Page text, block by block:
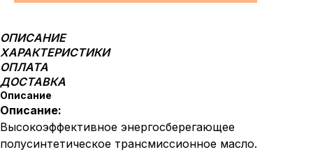
ОПИСАНИЕ
ХАРАКТЕРИСТИКИ
ОПЛАТА
ДОСТАВКА
Описание
Описание:
Высокоэффективное энергосберегающее
полусинтетическое трансмиссионное масло.